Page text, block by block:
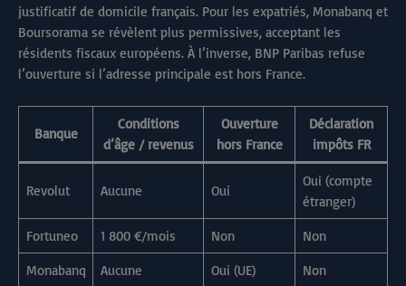
justificatif de domicile français. Pour les expatriés, Monabanq et
Boursorama se révèlent plus permissives, acceptant les
résidents fiscaux européens. À l’inverse, BNP Paribas refuse
l’ouverture si l’adresse principale est hors France.
Banque
Conditions
d’âge / revenus
Ouverture
hors France
Déclaration
impôts FR
Revolut Aucune Oui
Oui (compte
étranger)
Fortuneo
1 800 €/mois Non
Non
Monabanq
Aucune Oui (UE)
Non